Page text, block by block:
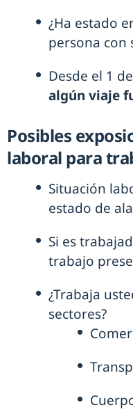
¿Ha estado
persona con
Desde el 1
algún viaje
Posibles
laboral para
Situación
estado de
Si es
trabajo
¿Trabaja
sectores?